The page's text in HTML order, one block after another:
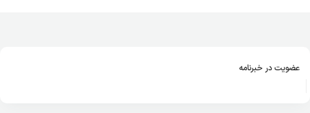
عضویت در خبرنامه